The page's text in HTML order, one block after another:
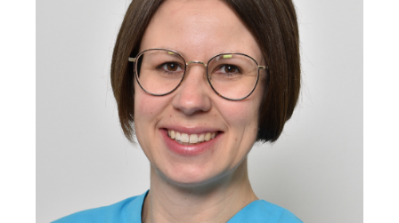
Zahnmedizinische Fachangestellte, KFO-Assistenz